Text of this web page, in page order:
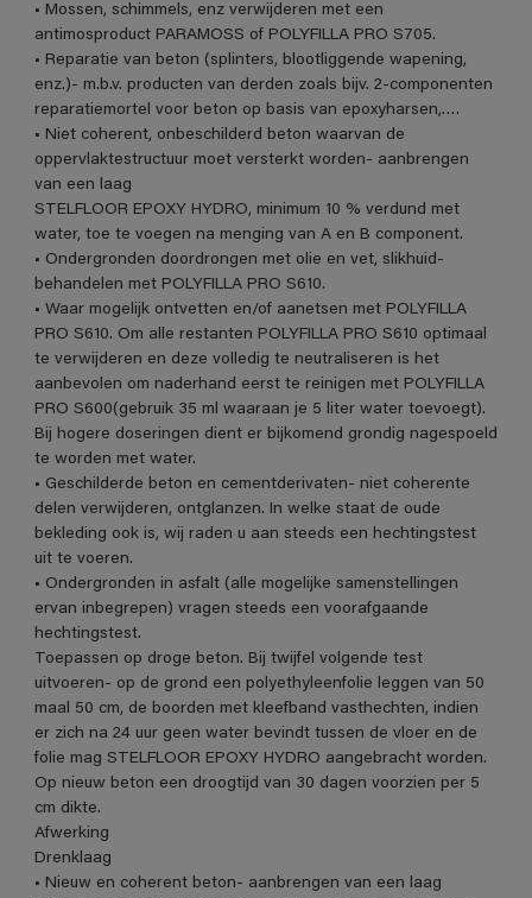
• Mossen, schimmels, enz verwijderen met een
antimosproduct PARAMOSS of POLYFILLA PRO S705.
• Reparatie van beton (splinters, blootliggende wapening,
enz.)- m.b.v. producten van derden zoals bijv. 2-componenten
reparatiemortel voor beton op basis van epoxyharsen,….
• Niet coherent, onbeschilderd beton waarvan de
oppervlaktestructuur moet versterkt worden- aanbrengen
van een laag
STELFLOOR EPOXY HYDRO, minimum 10 % verdund met
water, toe te voegen na menging van A en B component.
• Ondergronden doordrongen met olie en vet, slikhuid-
behandelen met POLYFILLA PRO S610.
• Waar mogelijk ontvetten en/of aanetsen met POLYFILLA
PRO S610. Om alle restanten POLYFILLA PRO S610 optimaal
te verwijderen en deze volledig te neutraliseren is het
aanbevolen om naderhand eerst te reinigen met POLYFILLA
PRO S600(gebruik 35 ml waaraan je 5 liter water toevoegt).
Bij hogere doseringen dient er bijkomend grondig nagespoeld
te worden met water.
• Geschilderde beton en cementderivaten- niet coherente
delen verwijderen, ontglanzen. In welke staat de oude
bekleding ook is, wij raden u aan steeds een hechtingstest
uit te voeren.
• Ondergronden in asfalt (alle mogelijke samenstellingen
ervan inbegrepen) vragen steeds een voorafgaande
hechtingstest.
Toepassen op droge beton. Bij twijfel volgende test
uitvoeren- op de grond een polyethyleenfolie leggen van 50
maal 50 cm, de boorden met kleefband vasthechten, indien
er zich na 24 uur geen water bevindt tussen de vloer en de
folie mag STELFLOOR EPOXY HYDRO aangebracht worden.
Op nieuw beton een droogtijd van 30 dagen voorzien per 5
cm dikte.
Afwerking
Drenklaag
• Nieuw en coherent beton- aanbrengen van een laag